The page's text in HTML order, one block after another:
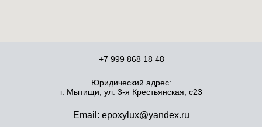
Юридический адрес:
г. Мытищи, ул. 3-я Крестьянская, с23
+7 999 868 18 48
Email: epoxylux@yandex.ru